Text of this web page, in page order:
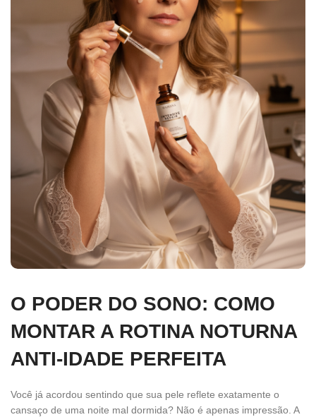
O PODER DO SONO: COMO
MONTAR A ROTINA NOTURNA
ANTI-IDADE PERFEITA
Você já acordou sentindo que sua pele reflete exatamente o
cansaço de uma noite mal dormida? Não é apenas impressão. A